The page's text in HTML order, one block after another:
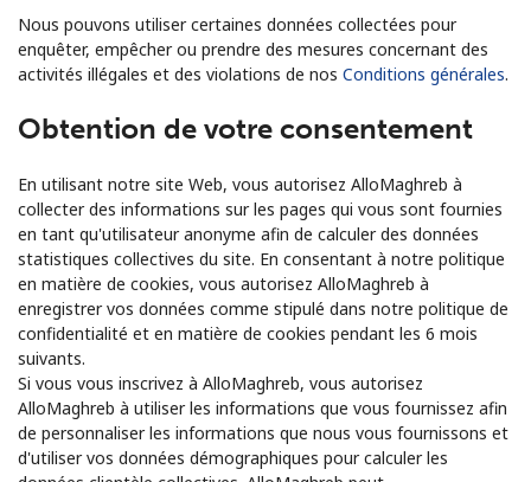
Nous pouvons utiliser certaines données collectées pour
enquêter, empêcher ou prendre des mesures concernant des
activités illégales et des violations de nos Conditions générales.
Obtention de votre consentement
En utilisant notre site Web, vous autorisez AlloMaghreb à
collecter des informations sur les pages qui vous sont fournies
en tant qu'utilisateur anonyme afin de calculer des données
statistiques collectives du site. En consentant à notre politique
en matière de cookies, vous autorisez AlloMaghreb à
enregistrer vos données comme stipulé dans notre politique de
confidentialité et en matière de cookies pendant les 6 mois
suivants.
Si vous vous inscrivez à AlloMaghreb, vous autorisez
AlloMaghreb à utiliser les informations que vous fournissez afin
de personnaliser les informations que nous vous fournissons et
d'utiliser vos données démographiques pour calculer les